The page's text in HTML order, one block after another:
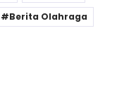
Berita Olahraga